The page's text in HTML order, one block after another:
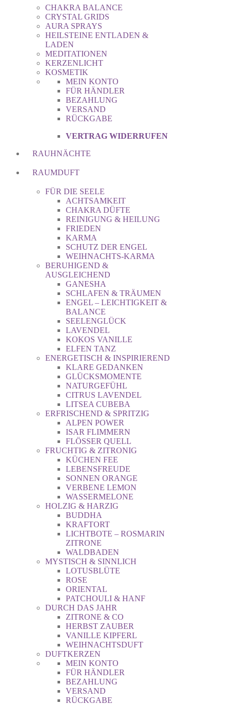
CHAKRA BALANCE
CRYSTAL GRIDS
AURA SPRAYS
HEILSTEINE ENTLADEN &
LADEN
MEDITATIONEN
KERZENLICHT
KOSMETIK
MEIN KONTO
FÜR HÄNDLER
BEZAHLUNG
VERSAND
RÜCKGABE
VERTRAG WIDERRUFEN
RAUHNÄCHTE
RAUMDUFT
FÜR DIE SEELE
ACHTSAMKEIT
CHAKRA DÜFTE
REINIGUNG & HEILUNG
FRIEDEN
KARMA
SCHUTZ DER ENGEL
WEIHNACHTS-KARMA
BERUHIGEND &
AUSGLEICHEND
GANESHA
SCHLAFEN & TRÄUMEN
ENGEL – LEICHTIGKEIT &
BALANCE
SEELENGLÜCK
LAVENDEL
KOKOS VANILLE
ELFEN TANZ
ENERGETISCH & INSPIRIEREND
KLARE GEDANKEN
GLÜCKSMOMENTE
NATURGEFÜHL
CITRUS LAVENDEL
LITSEA CUBEBA
ERFRISCHEND & SPRITZIG
ALPEN POWER
ISAR FLIMMERN
FLÖSSER QUELL
FRUCHTIG & ZITRONIG
KÜCHEN FEE
LEBENSFREUDE
SONNEN ORANGE
VERBENE LEMON
WASSERMELONE
HOLZIG & HARZIG
BUDDHA
KRAFTORT
LICHTBOTE – ROSMARIN
ZITRONE
WALDBADEN
MYSTISCH & SINNLICH
LOTUSBLÜTE
ROSE
ORIENTAL
PATCHOULI & HANF
DURCH DAS JAHR
ZITRONE & CO
HERBST ZAUBER
VANILLE KIPFERL
WEIHNACHTSDUFT
DUFTKERZEN
MEIN KONTO
FÜR HÄNDLER
BEZAHLUNG
VERSAND
RÜCKGABE